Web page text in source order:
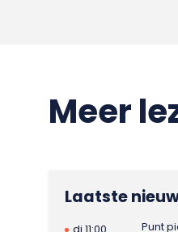
Meer
Laatste
Punt